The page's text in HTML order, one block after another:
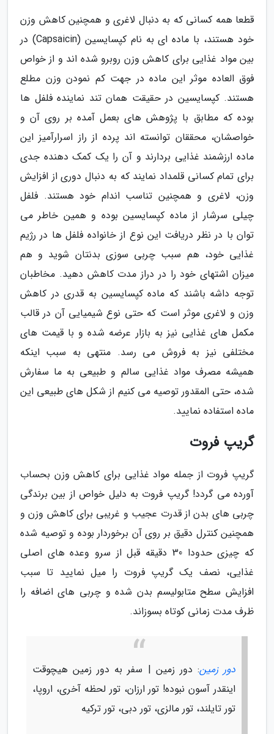
قطعا همه کسانی که به دنبال لاغری و همچنین کاهش وزن
خود هستند، با ماده ای به نام کپسایسین (Capsaicin) در
بین مواد غذایی برای کاهش وزن روبرو شده اند و از خواص
فوق العاده موثر این ماده در جهت کم نمودن وزن مطلع
هستند. کپسایسین در حقیقت همان تند نماینده فلفل ها
بوده که مطابق با پژوهش های بعمل آمده بر روی آن و
خواصشان، محققان توانسته اند پرده از راز اسرارآمیز این
ماده ارزشمند غذایی بردارند و آن را یک کمک دهنده جدی
برای تمام کسانی قلمداد نمایند که به دنبال دوری از افزایش
وزن، لاغری و همچنین تناسب اندام خود هستند. فلفل
چیلی سرشار از ماده کپسایسین بوده و همین خاطر می
توان با در نظر دریافت این نوع از خانواده فلفل ها در رژیم
غذایی خود، هم سبب چربی سوزی بدنتان شوید و هم
میزان اشتهای خود را در دراز مدت کاهش دهید. مخاطبان
توجه داشه باشند که ماده کپسایسین به قدری در کاهش
وزن و لاغری موثر است که حتی نوع شیمیایی آن در قالب
مکمل های غذایی نیز به بازار عرضه شده و با قیمت های
مختلفی نیز به فروش می رسد. منتهی به سبب اینکه
همیشه مصرف مواد غذایی سالم و طبیعی به ما سفارش
شده، حتی المقدور توصیه می کنیم از شکل های طبیعی این
ماده استفاده نمایید.
گریپ فروت
گریپ فروت از جمله مواد غذایی برای کاهش وزن بحساب
آورده می گردد! گریپ فروت به دلیل خواص از بین برندگی
چربی های بدن از قدرت عجیب و غریبی برای کاهش وزن و
همچنین کنترل دقیق بر روی آن برخوردار بوده و توصیه شده
که چیزی حدودا 30 دقیقه قبل از سرو وعده های اصلی
غذایی، نصف یک گریپ فروت را میل نمایید تا سبب
افزایش سطح متابولیسم بدن شده و چربی های اضافه را
ظرف مدت زمانی کوتاه بسوزاند.
دور زمین: دور زمین | سفر به دور زمین هیچوقت
اینقدر آسون نبوده! تور ارزان، تور لحظه آخری، اروپا،
تور تایلند، تور مالزی، تور دبی، تور ترکیه